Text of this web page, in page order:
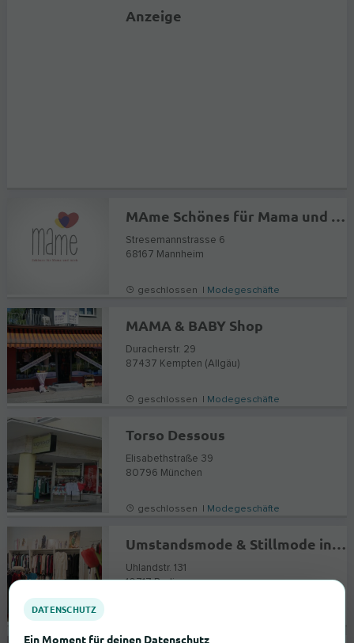
Anzeige
MAme Schönes für Mama und mich
Stresemannstrasse 6
68167 Mannheim
geschlossen | Modegeschäfte
MAMA & BABY Shop
Duracherstr. 29
87437 Kempten (Allgäu)
geschlossen | Modegeschäfte
Torso Dessous
Elisabethstraße 39
80796 München
geschlossen | Modegeschäfte
Umstandsmode & Stillmode in Berlin - hulahup
Uhlandstr. 131
10717 Berlin
DATENSCHUTZ
Ein Moment für deinen Datenschutz